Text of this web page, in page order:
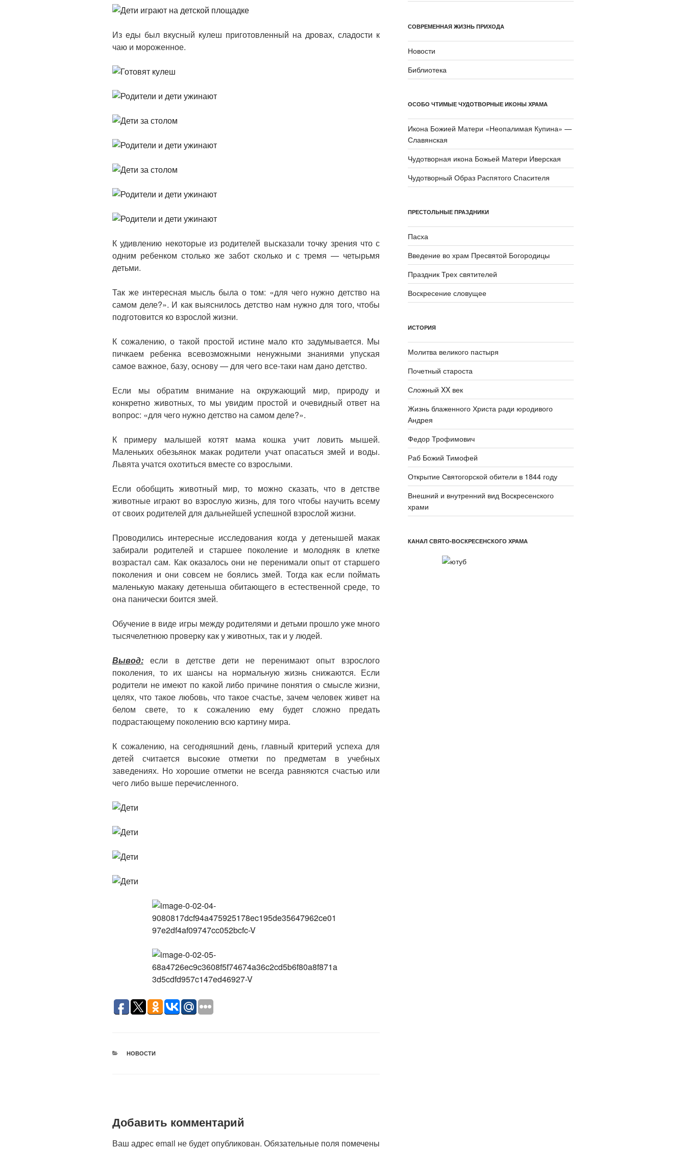
Из еды был вкусный кулеш приготовленный на дровах, сладости к
чаю и мороженное.
К удивлению некоторые из родителей высказали точку зрения что с
одним ребенком столько же забот сколько и с тремя — четырьмя
детьми.
Так же интересная мысль была о том: «для чего нужно детство на
самом деле?». И как выяснилось детство нам нужно для того, чтобы
подготовится ко взрослой жизни.
К сожалению, о такой простой истине мало кто задумывается. Мы
пичкаем ребенка всевозможными ненужными знаниями упуская
самое важное, базу, основу — для чего все-таки нам дано детство.
Если мы обратим внимание на окружающий мир, природу и
конкретно животных, то мы увидим простой и очевидный ответ на
вопрос: «для чего нужно детство на самом деле?».
К примеру малышей котят мама кошка учит ловить мышей.
Маленьких обезьянок макак родители учат опасаться змей и воды.
Львята учатся охотиться вместе со взрослыми.
Если обобщить животный мир, то можно сказать, что в детстве
животные играют во взрослую жизнь, для того чтобы научить всему
от своих родителей для дальнейшей успешной взрослой жизни.
Проводились интересные исследования когда у детенышей макак
забирали родителей и старшее поколение и молодняк в клетке
возрастал сам. Как оказалось они не перенимали опыт от старшего
поколения и они совсем не боялись змей. Тогда как если поймать
маленькую макаку детеныша обитающего в естественной среде, то
она панически боится змей.
Обучение в виде игры между родителями и детьми прошло уже много
тысячелетнюю проверку как у животных, так и у людей.
Вывод: если в детстве дети не перенимают опыт взрослого
поколения, то их шансы на нормальную жизнь снижаются. Если
родители не имеют по какой либо причине понятия о смысле жизни,
целях, что такое любовь, что такое счастье, зачем человек живет на
белом свете, то к сожалению ему будет сложно предать
подрастающему поколению всю картину мира.
К сожалению, на сегодняшний день, главный критерий успеха для
детей считается высокие отметки по предметам в учебных
заведениях. Но хорошие отметки не всегда равняются счастью или
чего либо выше перечисленного.
РУБРИКИ
НОВОСТИ
Добавить комментарий
Ваш адрес email не будет опубликован. Обязательные поля помечены
СОВРЕМЕННАЯ ЖИЗНЬ ПРИХОДА
Новости
Библиотека
ОСОБО ЧТИМЫЕ ЧУДОТВОРНЫЕ ИКОНЫ ХРАМА
Икона Божией Матери «Неопали­мая Купина» —
Славянская
Чудотворная икона Божьей Матери Иверская
Чудотворный Образ Распятого Спасителя
ПРЕСТОЛЬНЫЕ ПРАЗДНИКИ
Пасха
Введение во храм Пресвятой Богородицы
Праздник Трех святителей
Воскресение словущее
ИСТОРИЯ
Молитва великого пастыря
Почетный староста
Сложный XX век
Жизнь блаженного Христа ради юродивого
Андрея
Федор Трофимович
Раб Божий Тимофей
Открытие Святогорской обители в 1844 году
Внешний и внутренний вид Воскресенского
храми
КАНАЛ СВЯТО-ВОСКРЕСЕНСКОГО ХРАМА